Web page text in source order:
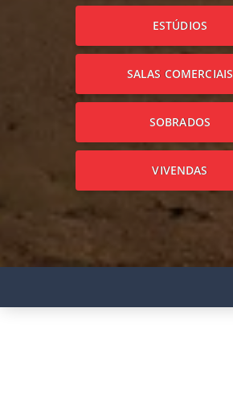
ESTÚDIOS
SALAS COMERCIAIS
SOBRADOS
VIVENDAS